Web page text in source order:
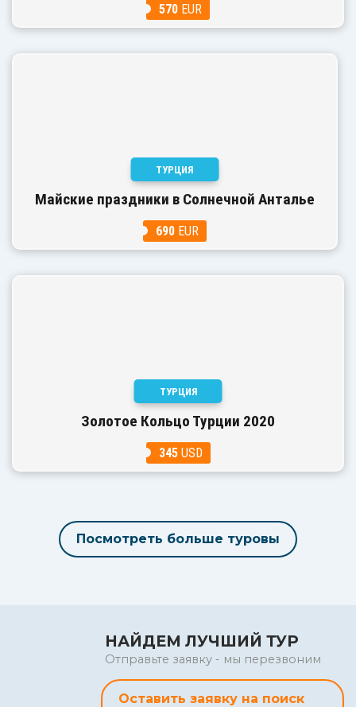
570 EUR
ТУРЦИЯ
Майские праздники в Солнечной Анталье
690EUR
ТУРЦИЯ
Золотое Кольцо Турции 2020
345USD
Посмотреть больше туровы
НАЙДЕМ ЛУЧШИЙ ТУР
Отправьте заявку - мы перезвоним
Оставить заявку на поиск